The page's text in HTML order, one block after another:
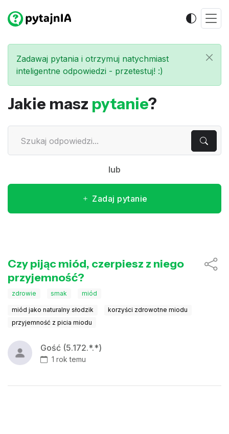
Zadawaj pytania i otrzymuj natychmiast
inteligentne odpowiedzi - przetestuj! :)
Jakie masz pytanie?
lub
Zadaj pytanie
Czy pijąc miód, czerpiesz z niego
przyjemność?
zdrowie smak miód
miód jako naturalny słodzik
korzyści zdrowotne miodu
przyjemność z picia miodu
Gość (5.172.*.*)
1 rok temu